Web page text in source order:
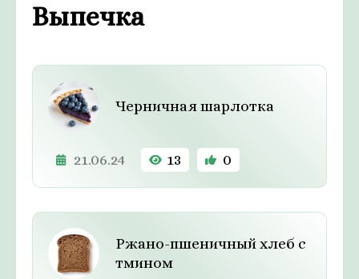
Выпечка
Черничная шарлотка
21.06.24 13 0
Ржано-пшеничный хлеб с
тмином